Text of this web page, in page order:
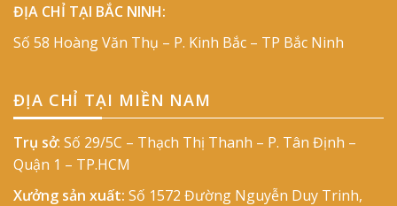
ĐỊA CHỈ TẠI BẮC NINH:
Số 58 Hoàng Văn Thụ – P. Kinh Bắc – TP Bắc Ninh
ĐỊA CHỈ TẠI MIỀN NAM
Trụ sở: Số 29/5C – Thạch Thị Thanh – P. Tân Định –
Quận 1 – TP.HCM
Xưởng sản xuất: Số 1572 Đường Nguyễn Duy Trinh,